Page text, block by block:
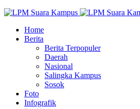
Home
Berita
Berita Terpopuler
Daerah
Nasional
Salingka Kampus
Sosok
Foto
Infografik